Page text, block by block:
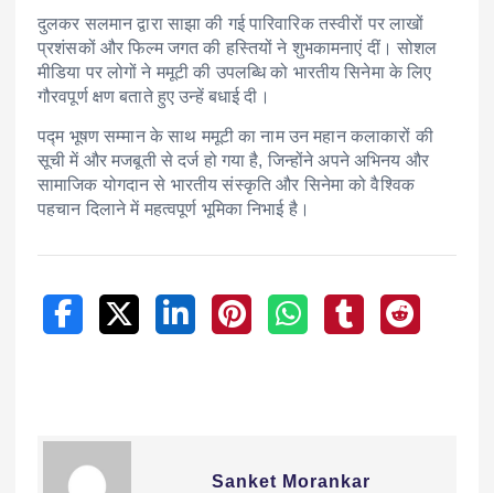
दुलकर सलमान द्वारा साझा की गई पारिवारिक तस्वीरों पर लाखों
प्रशंसकों और फिल्म जगत की हस्तियों ने शुभकामनाएं दीं। सोशल
मीडिया पर लोगों ने ममूटी की उपलब्धि को भारतीय सिनेमा के लिए
गौरवपूर्ण क्षण बताते हुए उन्हें बधाई दी।
पद्म भूषण सम्मान के साथ ममूटी का नाम उन महान कलाकारों की
सूची में और मजबूती से दर्ज हो गया है, जिन्होंने अपने अभिनय और
सामाजिक योगदान से भारतीय संस्कृति और सिनेमा को वैश्विक
पहचान दिलाने में महत्वपूर्ण भूमिका निभाई है।
Sanket Morankar